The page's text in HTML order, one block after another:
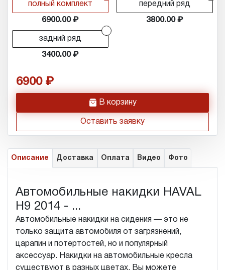
полный комплект
6900.00
передний ряд
3800.00
задний ряд
3400.00
6900
h В корзину
Оставить заявку
Описание Доставка Оплата Видео Фото
Автомобильные накидки HAVAL
H9 2014 - ...
Автомобильные накидки на сидения — это не
только защита автомобиля от загрязнений,
царапин и потертостей, но и популярный
аксессуар. Накидки на автомобильные кресла
существуют в разных цветах. Вы можете